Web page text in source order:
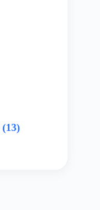
(13)